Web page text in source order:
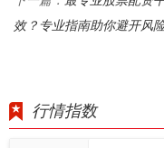
效？专业指南助你避开风
行情指数